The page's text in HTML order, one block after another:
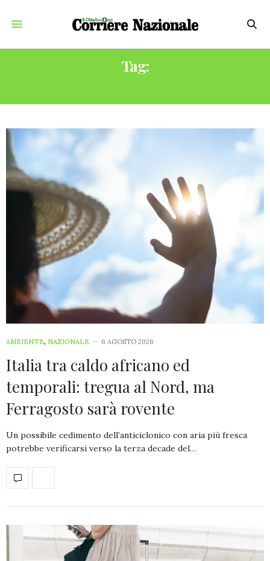
Tag:
AMBIENTE, NAZIONALE 6 AGOSTO 2026
Italia tra caldo africano ed
temporali: tregua al Nord, ma
Ferragosto sarà rovente
Un possibile cedimento dell’anticiclonico con aria più fresca
potrebbe verificarsi verso la terza decade del…